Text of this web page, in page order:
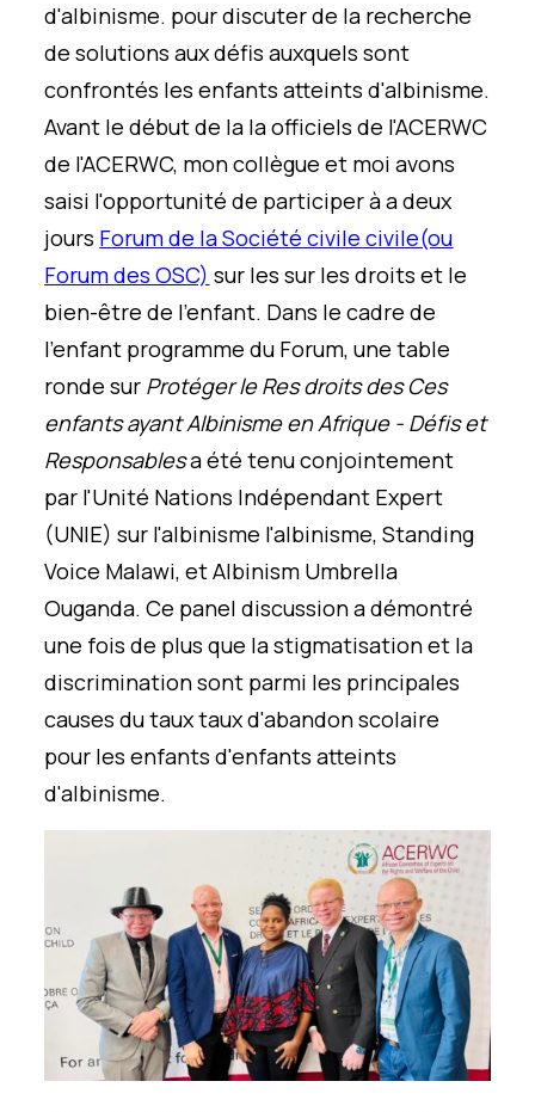
d'albinisme. pour discuter de la recherche
de solutions aux défis auxquels sont
confrontés les enfants atteints d'albinisme.
Avant le début de la laofficiels de l'ACERWC
de l'ACERWC, mon collègue et moi avons
saisi l'opportunité de participeràadeux
jours Forum de laSociété civile civile(ou
Forum des OSC) sur les sur les droits et le
bien-être de l'enfant. Dans le cadre de
l'enfant programme du Forum, une table
ronde sur Protéger leRes droits desCes
enfants ayantAlbinisme en Afrique - Défis et
Responsablesa ététenuconjointement
par l'Unité Nations Indépendant Expert
(UNIE)sur l'albinisme l'albinisme, Standing
Voice Malawi, et Albinism Umbrella
Ouganda. Ce paneldiscussiona démontré
une fois de plus que la stigmatisation et la
discrimination sont parmi les principales
causes du tauxtauxd'abandon scolaire
pour les enfantsd'enfants atteints
d'albinisme.